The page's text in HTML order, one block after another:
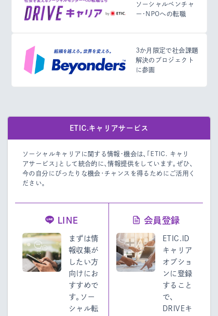
ソーシャルベンチャ
ー・NPOへの転職
3か月限定で社会課題
解決のプロジェクト
に参画
ETIC.キャリアサービス
ソーシャルキャリアに関する情報・機会は、「ETIC. キャリ
アサービス」として統合的に、情報提供をしています。 ぜひ、
今の自分にぴったりな機会・チャンスを得るためにご活用く
ださい。
LINE
まずは情
報収集が
したい方
向けにお
すすめで
す。ソー
シャル転
会員登録
ETIC.ID
キャリア
オプショ
ンに登録
すること
で、
DRIVEキ